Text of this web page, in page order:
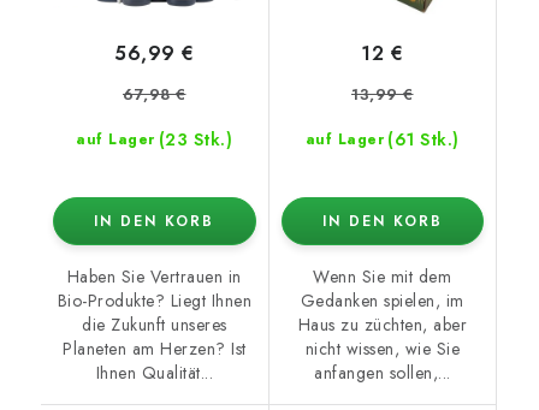
auf Lager (23 Stk.)
56,99 €
67,98 €
IN DEN KORB
Haben Sie Vertrauen in
Bio-Produkte? Liegt Ihnen
die Zukunft unseres
Planeten am Herzen? Ist
Ihnen Qualität...
auf Lager (61 Stk.)
12 €
13,99 €
IN DEN KORB
Wenn Sie mit dem
Gedanken spielen, im
Haus zu züchten, aber
nicht wissen, wie Sie
anfangen sollen,...